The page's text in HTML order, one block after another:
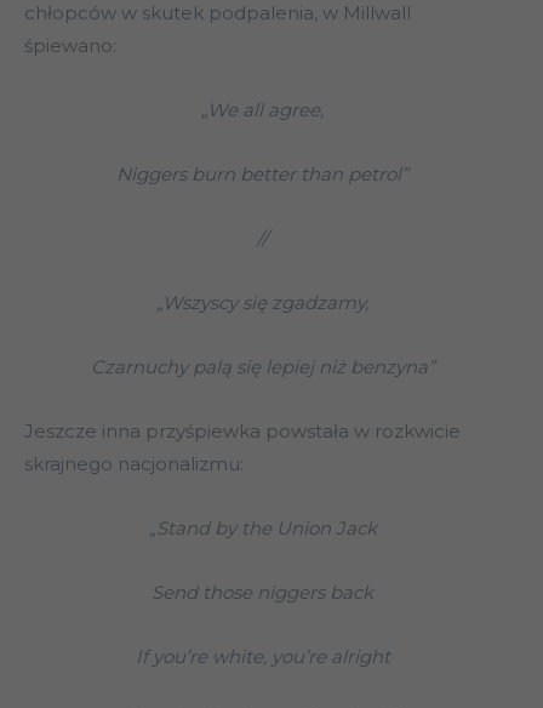
chłopców w skutek podpalenia, w Millwall
śpiewano:
„We all agree,
Niggers burn better than petrol”
//
„Wszyscy się zgadzamy,
Czarnuchy palą się lepiej niż benzyna”
Jeszcze inna przyśpiewka powstała w rozkwicie
skrajnego nacjonalizmu:
„Stand by the Union Jack
Send those niggers back
If you’re white, you’re alright